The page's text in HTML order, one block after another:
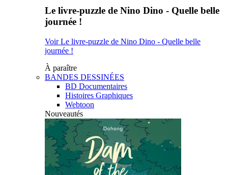
Le livre-puzzle de Nino Dino - Quelle belle
journée !
Voir Le livre-puzzle de Nino Dino - Quelle belle
journée !
À paraître
BANDES DESSINÉES
BD Documentaires
Histoires Graphiques
Webtoon
Nouveautés